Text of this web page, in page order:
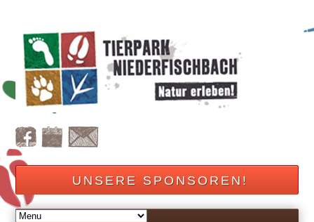
UNSERE SPONSOREN!